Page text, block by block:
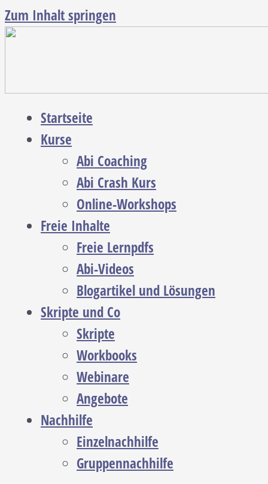
Zum Inhalt springen
Startseite
Kurse
Abi Coaching
Abi Crash Kurs
Online-Workshops
Freie Inhalte
Freie Lernpdfs
Abi-Videos
Blogartikel und Lösungen
Skripte und Co
Skripte
Workbooks
Webinare
Angebote
Nachhilfe
Einzelnachhilfe
Gruppennachhilfe